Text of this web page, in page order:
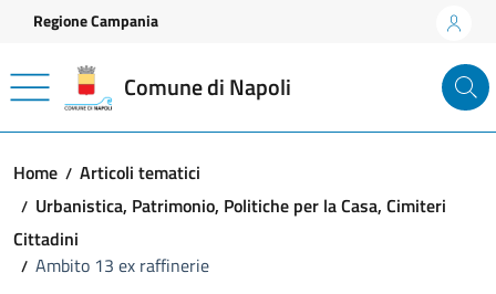
Vai ai contenuti
Vai al footer
Regione Campania
Comune di Napoli
Home
Articoli tematici
Urbanistica, Patrimonio, Politiche per la Casa, Cimiteri
Cittadini
Ambito 13 ex raffinerie